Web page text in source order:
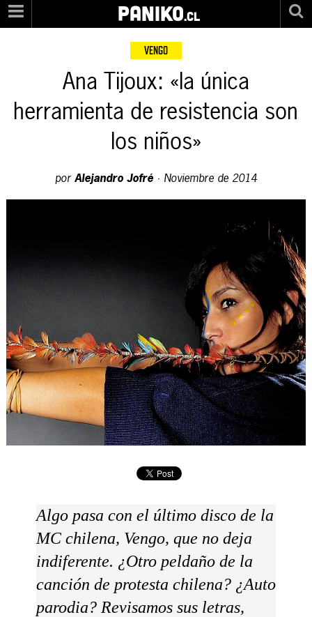
PANIKO.cl
VENGO
Ana Tijoux: «la única
herramienta de resistencia son
los niños»
porAlejandro Jofré· Noviembre de 2014
Algo pasa con el último disco de la
MC chilena, Vengo, que no deja
indiferente. ¿Otro peldaño de la
canción de protesta chilena? ¿Auto
parodia? Revisamos sus letras,